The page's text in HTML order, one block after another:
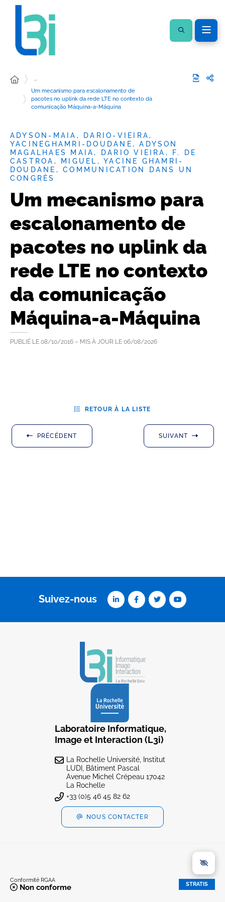
…
Um mecanismo para escalonamento de
pacotes no uplink da rede LTE no contexto da
comunicação Máquina-a-Máquina
ADYSON-MAIA, DARIO-VIEIRA,
YACINEGHAMRI-DOUDANE, ADYSON
MAGALHAES MAIA, DARIO VIEIRA, F. DE
CASTROA, MIGUEL, YACINE GHAMRI-
DOUDANE, COMMUNICATION DANS UN
CONGRÈS
Um mecanismo para
escalonamento de
pacotes no uplink da
rede LTE no contexto
da comunicação
Máquina-a-Máquina
PUBLIÉ LE 08/10/2016 – MIS À JOUR LE 06/08/2026
PRÉCÉDENT
RETOUR À LA LISTE
SUIVANT
Suivez-nous
Laboratoire Informatique,
Image et Interaction (L3i)
La Rochelle Université, Institut
LUDI, Bâtiment Pascal
Avenue Michel Crépeau 17042
La Rochelle
+33 (0)5 46 45 82 62
NOUS CONTACTER
Conformité RGAA
Non conforme STRATIS